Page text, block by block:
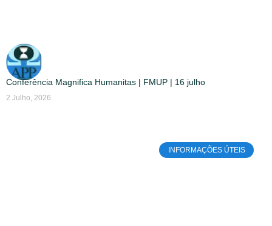
Conferência Magnifica Humanitas | FMUP | 16 julho
2 Julho, 2026
INFORMAÇÕES ÚTEIS